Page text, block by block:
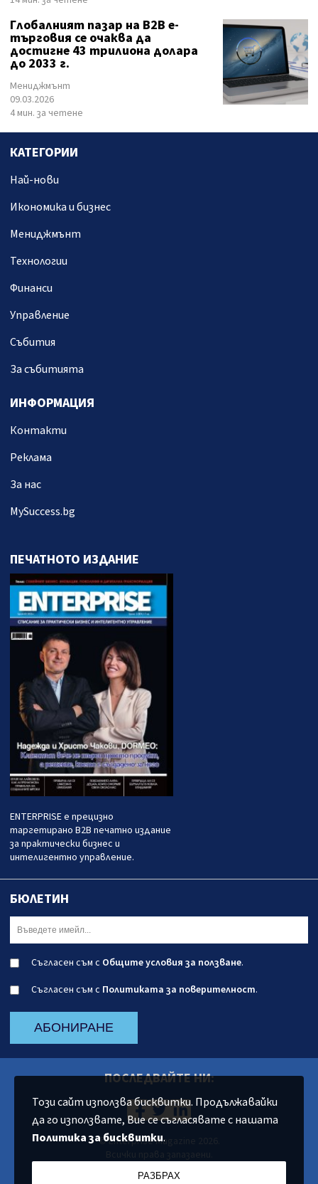
Глобалният пазар на B2B е-
търговия се очаква да
достигне 43 трилиона долара
до 2033 г.
Мениджмънт
09.03.2026
4 мин. за четене
КАТЕГОРИИ
Най-нови
Икономика и бизнес
Мениджмънт
Технологии
Финанси
Управление
Събития
За събитията
ИНФОРМАЦИЯ
Контакти
Реклама
За нас
MySuccess.bg
ПЕЧАТНОТО ИЗДАНИЕ
ENTERPRISE е прецизно
таргетирано B2B печатно издание
за практически бизнес и
интелигентно управление.
БЮЛЕТИН
Съгласен съм с Общите условия за ползване.
Съгласен съм с Политиката за поверителност.
АБОНИРАНЕ
ПОСЛЕДВАЙТЕ НИ:
© Enterprise Magazine 2026.
Този сайт използва бисквитки. Продължавайки
да го използвате, Вие се съгласявате с нашата
Политика за бисквитки.
РАЗБРАХ